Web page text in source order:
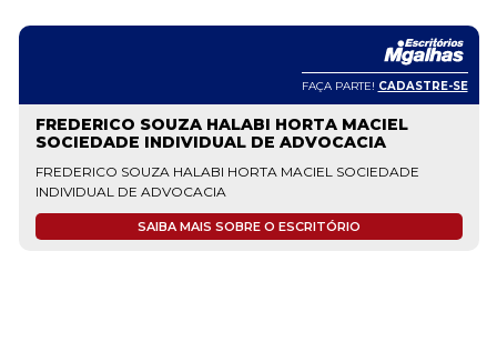
FAÇA PARTE! CADASTRE-SE
FREDERICO SOUZA HALABI HORTA MACIEL
SOCIEDADE INDIVIDUAL DE ADVOCACIA
FREDERICO SOUZA HALABI HORTA MACIEL SOCIEDADE
INDIVIDUAL DE ADVOCACIA
SAIBA MAIS SOBRE O ESCRITÓRIO